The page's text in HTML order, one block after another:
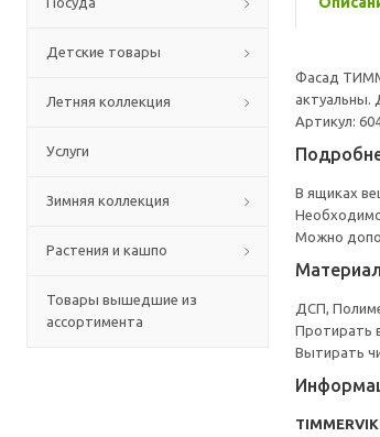
Детские товары
Летняя коллекция
Услуги
Зимняя коллекция
Растения и кашпо
Товары вышедшие из
ассортимента
Фасад
актуальны.
Артикул:
В ящиках
Можно
ДСП,
Протирать
Вытирать